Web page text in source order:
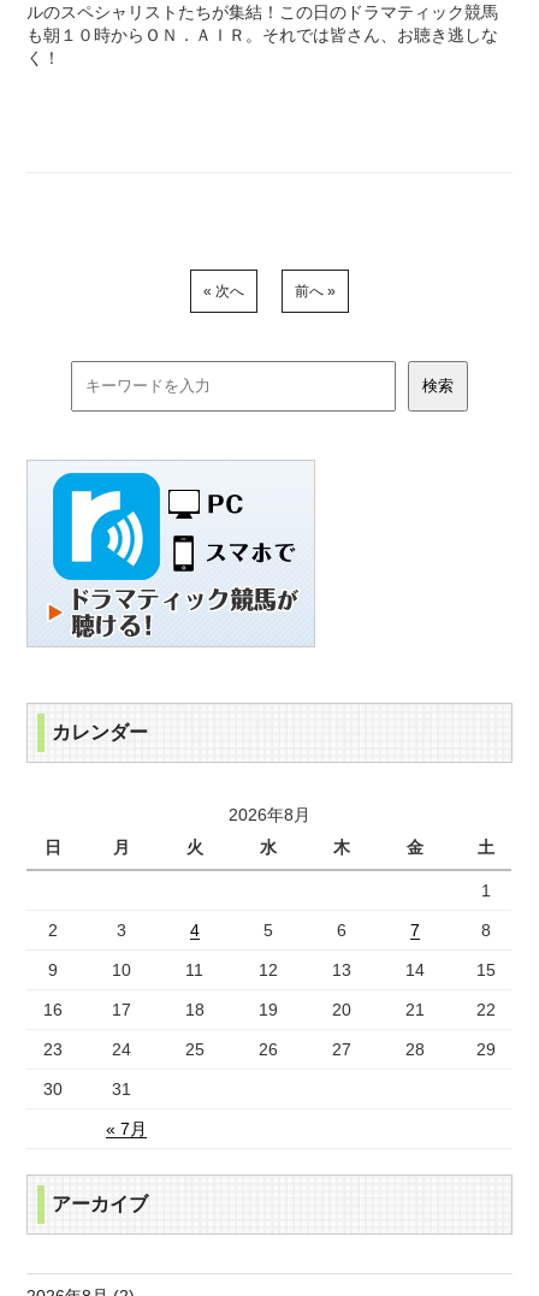
ルのスペシャリストたちが集結！この日のドラマティック競馬
も朝１０時からＯＮ．ＡＩＲ。それでは皆さん、お聴き逃しな
く！
« 次へ 前へ »
カレンダー
2026年8月
日
月 火 水 木 金 土
« 7月
1
2 3 4 5 6 7 8
9 10 11 12 13 14 15
16 17 18 19 20 21 22
23 24 25 26 27 28 29
30 31
アーカイブ